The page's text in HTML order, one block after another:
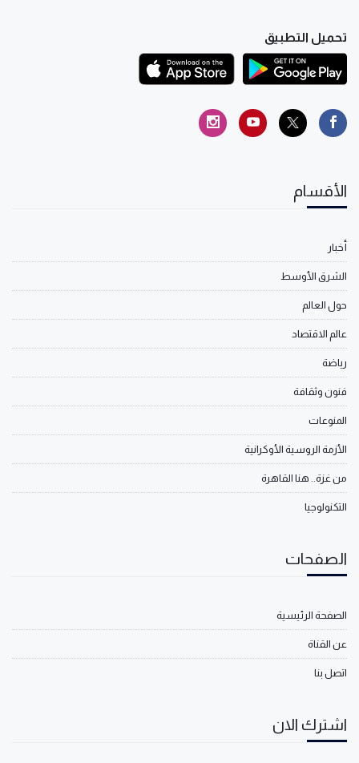
تحميل التطبيق
الأقسام
أخبار
الشرق الأوسط
حول العالم
عالم الاقتصاد
رياضة
فنون وثقافة
المنوعات
الأزمة الروسية الأوكرانية
من غزة.. هنا القاهرة
التكنولوجيا
الصفحات
الصفحة الرئيسية
عن القناة
اتصل بنا
اشترك الان